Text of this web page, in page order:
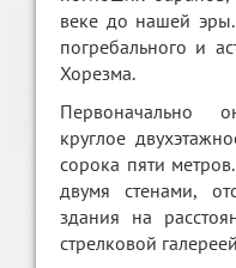
веке до нашей
погребального и
Хорезма.
Первоначально
круглое
сорока пяти
двумя стенами,
здания на
стрелковой